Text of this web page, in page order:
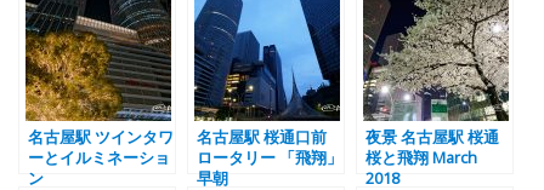
名古屋駅 ツインタワ
ーとイルミネーショ
ン
名古屋駅 桜通口前
ロータリー 「飛翔」
早朝
夜景 名古屋駅 桜通
桜と飛翔 March
2018